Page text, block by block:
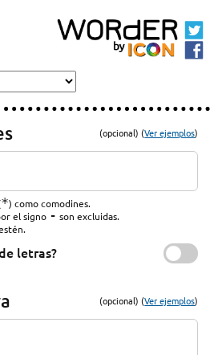
(opcional) (Ver ejemplos)
*) como comodines.
el signo - son excluidas.
letras?
(opcional) (Ver ejemplos)